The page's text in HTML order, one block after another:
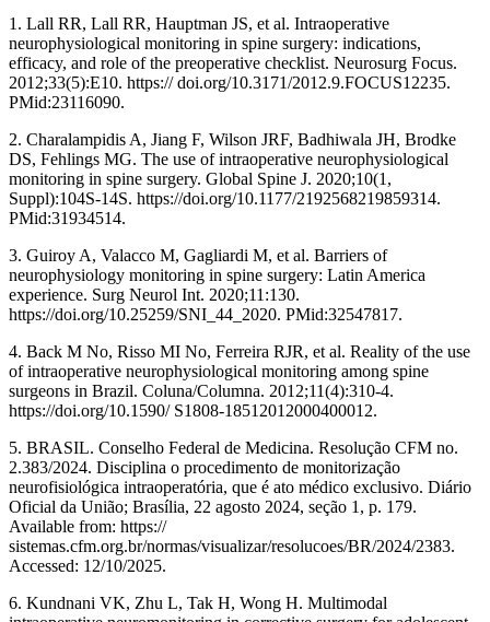
1. Lall RR, Lall RR, Hauptman JS, et al. Intraoperative
neurophysiological monitoring in spine surgery: indications,
efficacy, and role of the preoperative checklist. Neurosurg Focus.
2012;33(5):E10. https:// doi.org/10.3171/2012.9.FOCUS12235.
PMid:23116090.
2. Charalampidis A, Jiang F, Wilson JRF, Badhiwala JH, Brodke
DS, Fehlings MG. The use of intraoperative neurophysiological
monitoring in spine surgery. Global Spine J. 2020;10(1,
Suppl):104S-14S. https://doi.org/10.1177/2192568219859314.
PMid:31934514.
3. Guiroy A, Valacco M, Gagliardi M, et al. Barriers of
neurophysiology monitoring in spine surgery: Latin America
experience. Surg Neurol Int. 2020;11:130.
https://doi.org/10.25259/SNI_44_2020. PMid:32547817.
4. Back M No, Risso MI No, Ferreira RJR, et al. Reality of the use
of intraoperative neurophysiological monitoring among spine
surgeons in Brazil. Coluna/Columna. 2012;11(4):310-4.
https://doi.org/10.1590/ S1808-18512012000400012.
5. BRASIL. Conselho Federal de Medicina. Resolução CFM no.
2.383/2024. Disciplina o procedimento de monitorização
neurofisiológica intraoperatória, que é ato médico exclusivo. Diário
Oficial da União; Brasília, 22 agosto 2024, seção 1, p. 179.
Available from: https://
sistemas.cfm.org.br/normas/visualizar/resolucoes/BR/2024/2383.
Accessed: 12/10/2025.
6. Kundnani VK, Zhu L, Tak H, Wong H. Multimodal